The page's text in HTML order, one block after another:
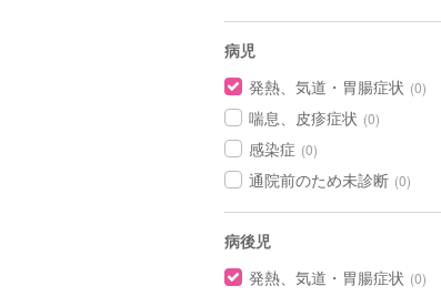
病児
発熱、気道・胃腸症状 (0)
喘息、皮疹症状 (0)
感染症 (0)
通院前のため未診断 (0)
病後児
発熱、気道・胃腸症状 (0)